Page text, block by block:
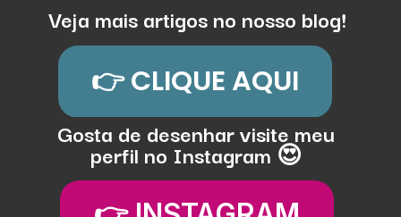
Veja mais artigos no nosso blog!
👉 CLIQUE AQUI
Gosta de desenhar visite meu
perfil no Instagram 😍